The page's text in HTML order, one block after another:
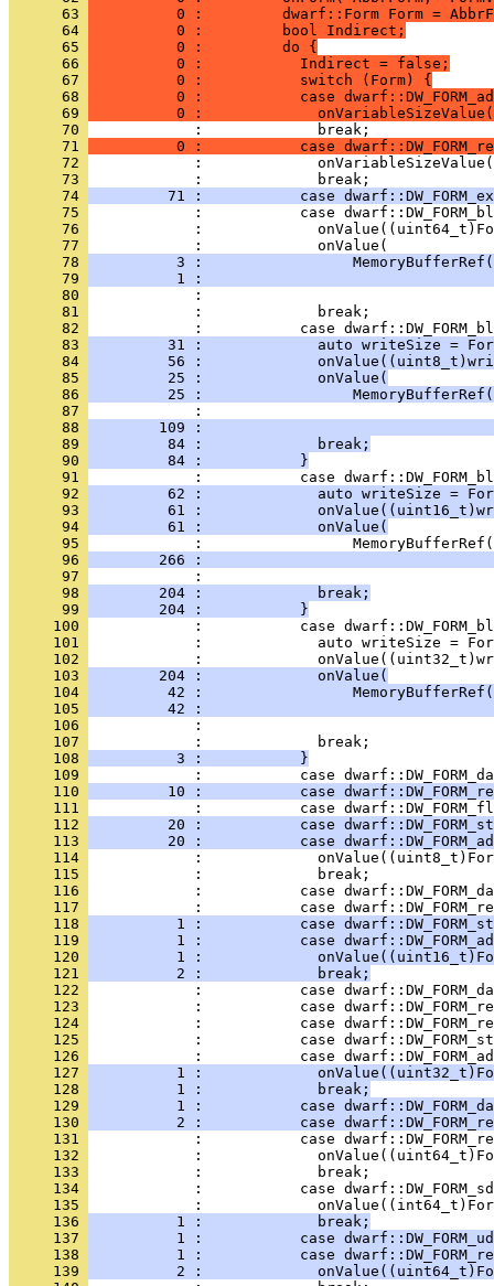
      63
0 :         dwarf::Form Form =
      64
          0 :         bool Indirect;
      65
          0 :         do {
      66
          0 :           Indirect = false;
      67
          0 :           switch (Form) {
      68
0 :           case
      69
0 :
      70
      71
0 :           case
      72
      73
      74
71 :           case
      75
      76
      77
      78
3 :
      79
1 :
      80
      81
      82
      83
31 :             auto writeSize =
      84
56 :
      85
         25 :             onValue(
      86
25 :
      87
      88
109 :
      89
         84 :             break;
      90
         84 :           }
      91
      92
62 :             auto writeSize =
      93
61 :
      94
         61 :             onValue(
      95
      96
266 :
      97
      98
        204 :             break;
      99
        204 :           }
     100
     101
     102
     103
        204 :             onValue(
     104
42 :
     105
42 :
     106
     107
     108
          3 :           }
     109
     110
10 :           case
     111
     112
20 :           case
     113
20 :           case
     114
     115
     116
     117
     118
1 :           case
     119
1 :           case
     120
1 :
     121
          2 :             break;
     122
     123
     124
     125
     126
     127
1 :
     128
          1 :             break;
     129
1 :           case
     130
2 :           case
     131
     132
     133
     134
     135
     136
          1 :             break;
     137
1 :           case
     138
1 :           case
     139
2 :